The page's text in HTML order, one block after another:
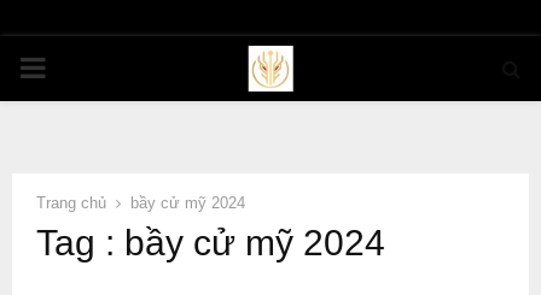
PRIMARY
Trang chủ bầy cử mỹ 2024
Tag : bầy cử mỹ 2024